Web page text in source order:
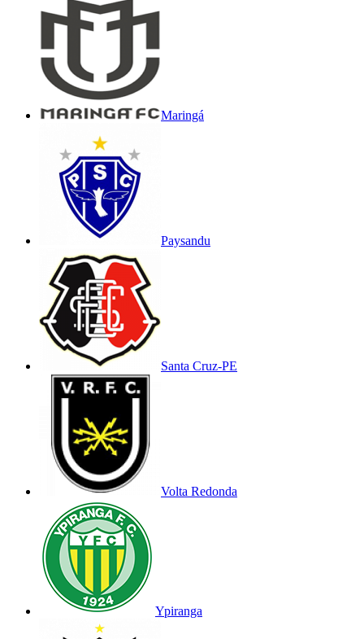
Maringá
Paysandu
Santa Cruz-PE
Volta Redonda
Ypiranga